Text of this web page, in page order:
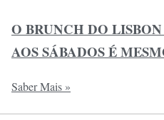
O BRUNCH DO
AOS SÁBADOS É
Saber Mais »